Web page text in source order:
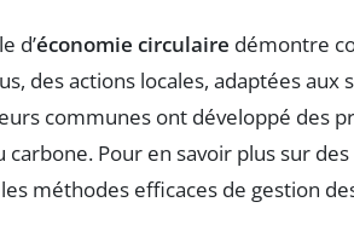
d’économie circulaire démontre
des actions locales, adaptées
communes ont développé des
Pour en savoir plus sur
méthodes efficaces de gestion